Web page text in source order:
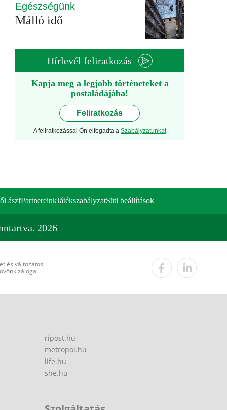
Egészségünk
Málló idő
Hírlevél feliratkozás
Kapja meg a legjobb történeteket a
postaládájába!
Feliratkozás
A feliratkozással Ön elfogadta a Szabályzatunkat
ászfPartnereinkJátékszabályzatSüti beállítások
2026
és változatos
záloga.
ripost.hu
metropol.hu
life.hu
she.hu